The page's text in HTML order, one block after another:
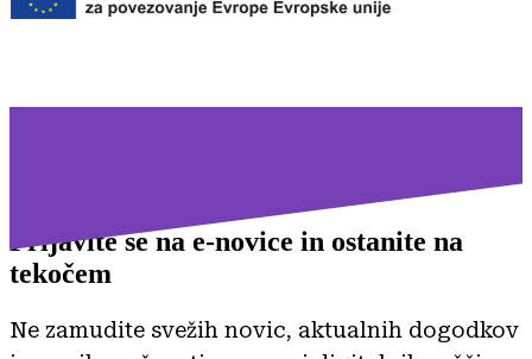
Prijavite se na e-novice in ostanite na
tekočem
Ne zamudite svežih novic, aktualnih dogodkov